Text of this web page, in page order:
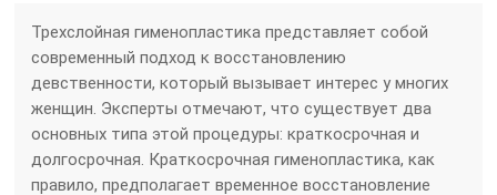
Трехслойная гименопластика представляет собой
современный подход к восстановлению
девственности, который вызывает интерес у многих
женщин. Эксперты отмечают, что существует два
основных типа этой процедуры: краткосрочная и
долгосрочная. Краткосрочная гименопластика, как
правило, предполагает временное восстановление